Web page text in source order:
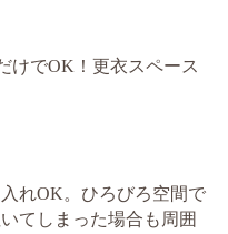
けでOK！更衣スペース
れOK。ひろびろ空間で
てしまった場合も周囲